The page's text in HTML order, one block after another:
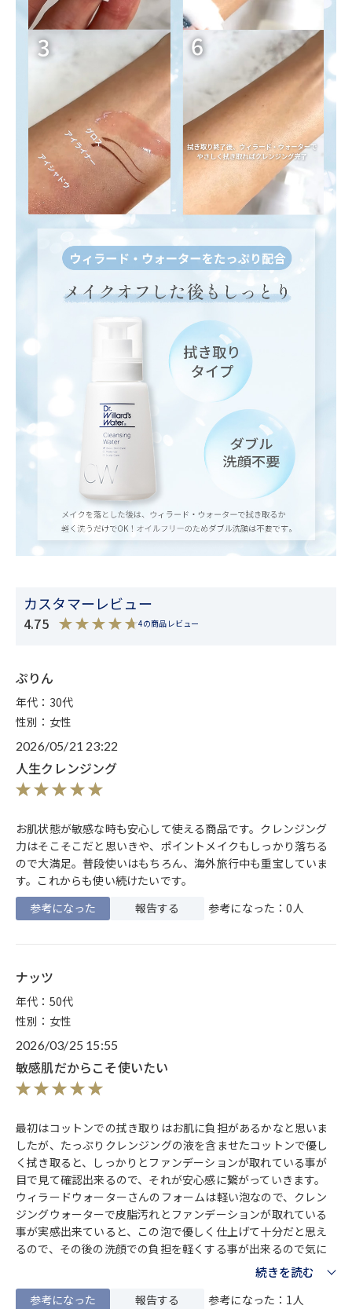
カスタマーレビュー
4.75 4の商品レビュー
ぷりん
年代：30代
性別：女性
2026/05/21 23:22
人生クレンジング
お肌状態が敏感な時も安心して使える商品です。クレンジング
力はそこそこだと思いきや、ポイントメイクもしっかり落ちる
ので大満足。普段使いはもちろん、海外旅行中も重宝していま
す。これからも使い続けたいです。
参考になった
報告する 参考になった：0人
ナッツ
年代：50代
性別：女性
2026/03/25 15:55
敏感肌だからこそ使いたい
最初はコットンでの拭き取りはお肌に負担があるかなと思いま
したが、たっぷりクレンジングの液を含ませたコットンで優し
く拭き取ると、しっかりとファンデーションが取れている事が
目で見て確認出来るので、それが安心感に繋がっていきます。
ウィラードウォーターさんのフォームは軽い泡なので、クレン
ジングウォーターで皮脂汚れとファンデーションが取れている
事が実感出来ていると、この泡で優しく仕上げて十分だと思え
るので、その後の洗顔での負担を軽くする事が出来るので気に
入っています！お肌が敏感であるからこそ、しっかりと汚れを
取り除きたい！そんな私にピッタリのクレンジング剤です。
続きを読む
参考になった 報告する 参考になった：1人